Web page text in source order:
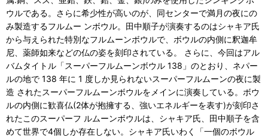
ウルである。さらに希少性が高いのが、同センターで満月の夜にの
み製造するフルムー ンボウル。田中順子が演奏するのはシャキア氏
から与えられた特別なフルムーンボウルで、ボウルの内側に釈迦牟
尼、薬師如来などの仏の姿を刻印されている。 さらに、今回はアル
バムタイトル「スーパーフルムーンボウル 138」のとおり、ネパー
ルの地で 138 年に 1 度しか見られないスーパーフルムーンの夜に製
造 されたスーパーフルムーンボウルをメインに演奏している。ボウ
ルの内側に歓喜仏(2体が抱擁する、強いエネルギーを表す)が刻印さ
れたこのスーパーフ ルムーンボウルは、シャキア氏、田中順子を含
めて世界で4個しか存在しない。シャキア氏いわく「一個のボウル